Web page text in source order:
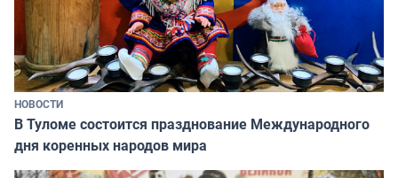
НОВОСТИ
В Туломе состоится празднование Международного
дня коренных народов мира